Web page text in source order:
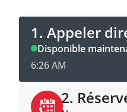
1. Appeler
Disponible
6:26 AM
2.